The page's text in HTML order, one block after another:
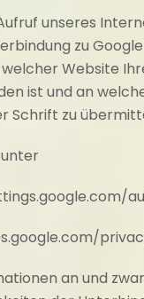
unseres
zu
Website
ist und an
Schrift zu
an und